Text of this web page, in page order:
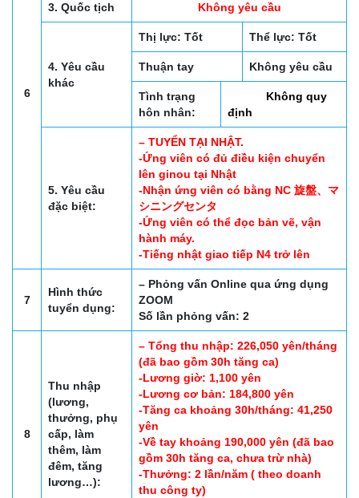
6
3. Quốc tịch Không yêu cầu
4. Yêu cầu
khác
Thị lực: Tốt Thể lực: Tốt
Thuận tay Không yêu cầu
Tình trạng
hôn nhân:
Không quy
định
5. Yêu cầu
đặc biệt:
– TUYỂN TẠI NHẬT.
-Ứng viên có đủ điều kiện chuyển
lên ginou tại Nhật
-Nhận ứng viên có bằng NC 旋盤、マ
シニングセンタ
-Ứng viên có thể đọc bản vẽ, vận
hành máy.
-Tiếng nhật giao tiếp N4 trở lên
7
Hình thức
tuyển dụng:
– Phỏng vấn Online qua ứng dụng
ZOOM
Số lần phỏng vấn: 2
8
Thu nhập
(lương,
thưởng, phụ
cấp, làm
thêm, làm
đêm, tăng
lương…):
– Tổng thu nhập: 226,050 yên/tháng
(đã bao gồm 30h tăng ca)
-Lương giờ: 1,100 yên
-Lương cơ bản: 184,800 yên
-Tăng ca khoảng 30h/tháng: 41,250
yên
-Về tay khoảng 190,000 yên (đã bao
gồm 30h tăng ca, chưa trừ nhà)
-Thưởng: 2 lần/năm ( theo doanh
thu công ty)